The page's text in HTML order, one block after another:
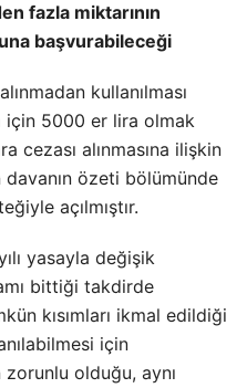
fazla miktarının
başvurabileceği
kullanılması
için 5000 er lira olmak
cezası alınmasına ilişkin
davanın özeti bölümünde
açılmıştır.
yasayla değişik
bittiği takdirde
kısımları ikmal edildiği
için
zorunlu olduğu, aynı